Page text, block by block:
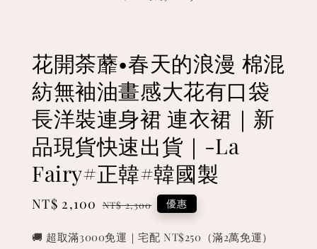
花開荼蘼•春天的浪漫 棉混
紡無袖油畫感大花有口袋
長洋裝連身裙 連衣裙｜新
品現貨快速出貨｜-La
Fairy#正韓#韓國製
Sale
NT$ 2,100 Regular
NT$ 2,300 優惠
🚚 超取滿3000免運｜宅配 NT$250（滿2萬免運）